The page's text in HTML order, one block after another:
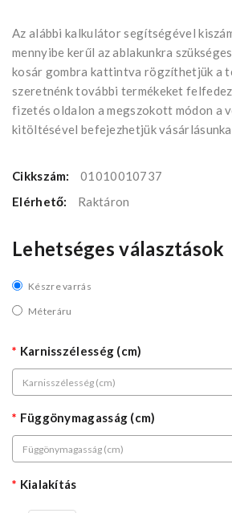
Az alábbi kalkulátor segítségével
mennyibe kerűl az ablakunkra
kosár gombra kattintva rögzíthetjük a
szeretnénk további termékeket
fizetés oldalon a megszokott módon a
kitöltésével befejezhetjük
Cikkszám:
01010010737
Elérhető:
Raktáron
Lehetséges választások
Készre varrás
Méteráru
Karnisszélesség (cm)
Függönymagasság (cm)
Kialakítás